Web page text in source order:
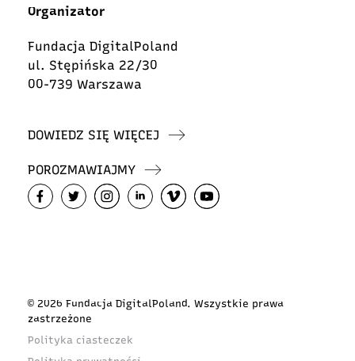
Organizator
Fundacja DigitalPoland
ul. Stępińska 22/30
00-739 Warszawa
DOWIEDZ SIĘ WIĘCEJ
POROZMAWIAJMY
© 2026 Fundacja DigitalPoland. Wszystkie prawa
zastrzeżone
Polityka ciasteczek